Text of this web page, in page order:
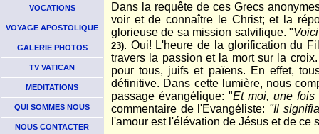
VOCATIONS
VOYAGE APOSTOLIQUE
GALERIE PHOTOS
TV VATICAN
MEDITATIONS
QUI SOMMES NOUS
NOUS CONTACTER
Dans la requête de ces Grecs
voir et de connaître le Christ; et la
glorieuse de sa mission salvifique. "
23). Oui! L'heure de la glorification du
travers la passion et la mort sur la
pour tous, juifs et païens. En effet,
définitive. Dans cette lumière, nous
passage évangélique: "Et moi, une fois
commentaire de l'Evangéliste: "Il
l'amour est l'élévation de Jésus et de ce